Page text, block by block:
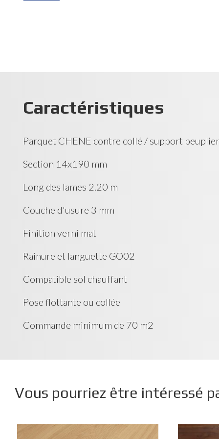
Caractéristiques
Parquet CHENE contre collé / support peuplier
Section 14x190 mm
Long des lames 2.20 m
Couche d'usure 3 mm
Finition verni mat
Rainure et languette GO02
Compatible sol chauffant
Pose flottante ou collée
Commande minimum de 70 m2
Vous pourriez être intéressé